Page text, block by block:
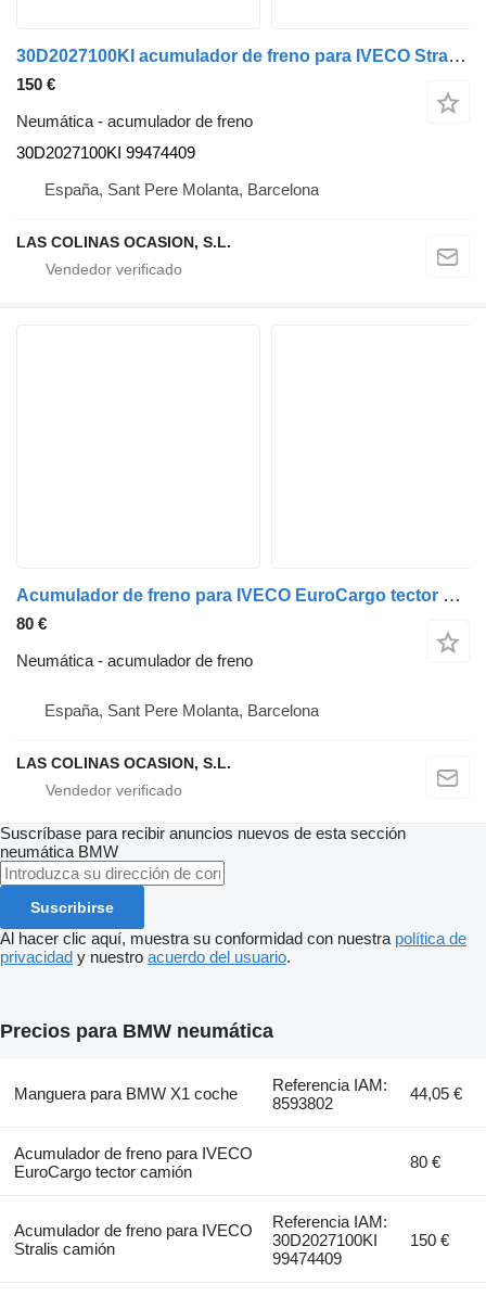
30D2027100KI acumulador de freno para IVECO Stralis camión
150 €
Neumática - acumulador de freno
30D2027100KI 99474409
España, Sant Pere Molanta, Barcelona
LAS COLINAS OCASION, S.L.
Acumulador de freno para IVECO EuroCargo tector camión
80 €
Neumática - acumulador de freno
España, Sant Pere Molanta, Barcelona
LAS COLINAS OCASION, S.L.
Suscríbase para recibir anuncios nuevos de esta sección
neumática BMW
Suscribirse
Al hacer clic aquí, muestra su conformidad con nuestra política de
privacidad y nuestro acuerdo del usuario.
Precios para BMW neumática
Manguera para BMW X1 coche
Referencia IAM:
8593802
44,05 €
Acumulador de freno para IVECO
EuroCargo tector camión
80 €
Acumulador de freno para IVECO
Stralis camión
Referencia IAM:
30D2027100KI
99474409
150 €